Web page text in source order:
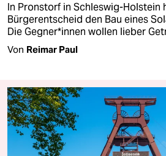
In Pronstorf in Schleswig-Holstein
Bürgerentscheid den Bau eines
Die Geg­ne­r*in­nen wollen lieber
Von Reimar Paul